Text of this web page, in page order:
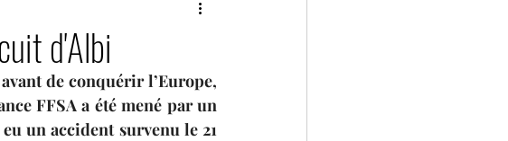
Divers
Auto GP de France historique
d'Albi
de conquérir l’Europe,
FFSA a été mené par un
un accident survenu le 21